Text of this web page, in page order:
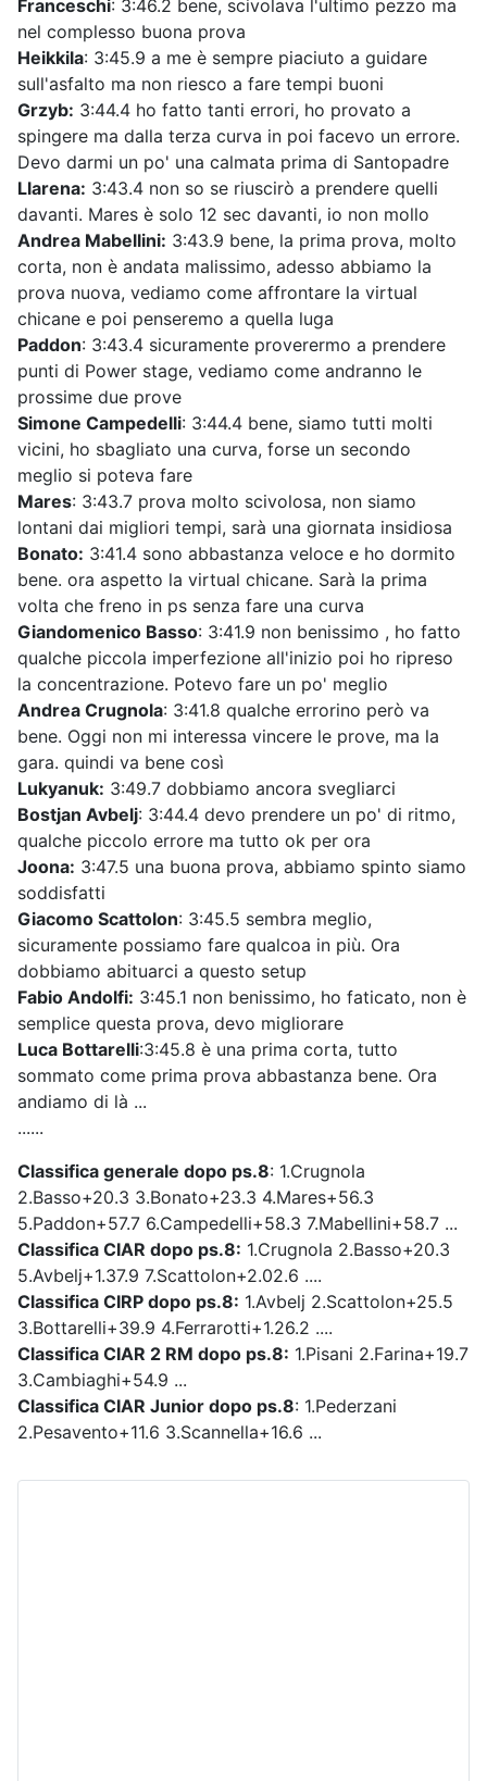
Franceschi: 3:46.2 bene, scivolava l'ultimo pezzo ma
nel complesso buona prova
Heikkila: 3:45.9 a me è sempre piaciuto a guidare
sull'asfalto ma non riesco a fare tempi buoni
Grzyb: 3:44.4 ho fatto tanti errori, ho provato a
spingere ma dalla terza curva in poi facevo un errore.
Devo darmi un po' una calmata prima di Santopadre
Llarena: 3:43.4 non so se riuscirò a prendere quelli
davanti. Mares è solo 12 sec davanti, io non mollo
Andrea Mabellini: 3:43.9 bene, la prima prova, molto
corta, non è andata malissimo, adesso abbiamo la
prova nuova, vediamo come affrontare la virtual
chicane e poi penseremo a quella luga
Paddon: 3:43.4 sicuramente proverermo a prendere
punti di Power stage, vediamo come andranno le
prossime due prove
Simone Campedelli: 3:44.4 bene, siamo tutti molti
vicini, ho sbagliato una curva, forse un secondo
meglio si poteva fare
Mares: 3:43.7 prova molto scivolosa, non siamo
lontani dai migliori tempi, sarà una giornata insidiosa
Bonato: 3:41.4 sono abbastanza veloce e ho dormito
bene. ora aspetto la virtual chicane. Sarà la prima
volta che freno in ps senza fare una curva
Giandomenico Basso: 3:41.9 non benissimo , ho fatto
qualche piccola imperfezione all'inizio poi ho ripreso
la concentrazione. Potevo fare un po' meglio
Andrea Crugnola: 3:41.8 qualche errorino però va
bene. Oggi non mi interessa vincere le prove, ma la
gara. quindi va bene così
Lukyanuk: 3:49.7 dobbiamo ancora svegliarci
Bostjan Avbelj: 3:44.4 devo prendere un po' di ritmo,
qualche piccolo errore ma tutto ok per ora
Joona: 3:47.5 una buona prova, abbiamo spinto siamo
soddisfatti
Giacomo Scattolon: 3:45.5 sembra meglio,
sicuramente possiamo fare qualcoa in più. Ora
dobbiamo abituarci a questo setup
Fabio Andolfi: 3:45.1 non benissimo, ho faticato, non è
semplice questa prova, devo migliorare
Luca Bottarelli:3:45.8 è una prima corta, tutto
sommato come prima prova abbastanza bene. Ora
andiamo di là ...
......
Classifica generale dopo ps.8: 1.Crugnola
2.Basso+20.3 3.Bonato+23.3 4.Mares+56.3
5.Paddon+57.7 6.Campedelli+58.3 7.Mabellini+58.7 ...
Classifica CIAR dopo ps.8: 1.Crugnola 2.Basso+20.3
5.Avbelj+1.37.9 7.Scattolon+2.02.6 ....
Classifica CIRP dopo ps.8: 1.Avbelj 2.Scattolon+25.5
3.Bottarelli+39.9 4.Ferrarotti+1.26.2 ....
Classifica CIAR 2 RM dopo ps.8: 1.Pisani 2.Farina+19.7
3.Cambiaghi+54.9 ...
Classifica CIAR Junior dopo ps.8: 1.Pederzani
2.Pesavento+11.6 3.Scannella+16.6 ...